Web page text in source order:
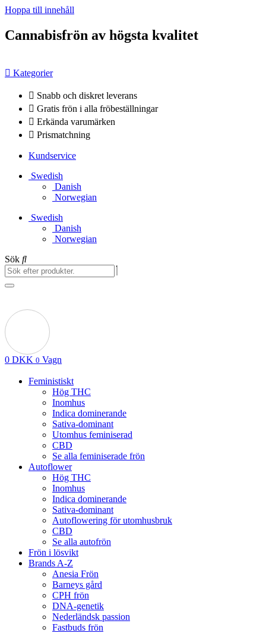
Hoppa till innehåll
Cannabisfrön av högsta kvalitet
Kategorier
Snabb och diskret leverans
Gratis frön i alla fröbeställningar
Erkända varumärken
Prismatchning
Kundservice
Swedish
Danish
Norwegian
Swedish
Danish
Norwegian
Sök
0 DKK 0 Vagn
Feministiskt
Hög THC
Inomhus
Indica dominerande
Sativa-dominant
Utomhus feminiserad
CBD
Se alla feminiserade frön
Autoflower
Hög THC
Inomhus
Indica dominerande
Sativa-dominant
Autoflowering för utomhusbruk
CBD
Se alla autofrön
Frön i lösvikt
Brands A-Z
Anesia Frön
Barneys gård
CPH frön
DNA-genetik
Nederländsk passion
Fastbuds frön